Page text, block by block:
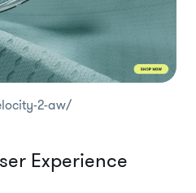
2-aw/
Experience